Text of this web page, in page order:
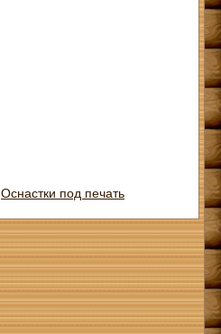
Оснастки под печать